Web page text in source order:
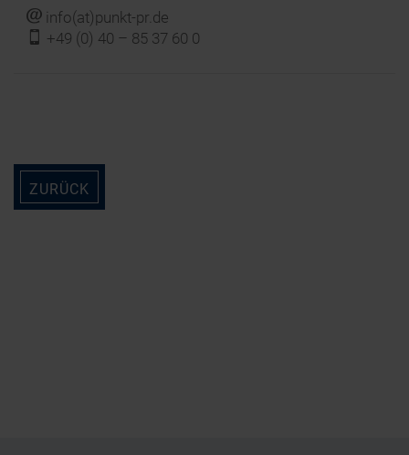
j info(at)punkt-pr.de
f +49 (0) 40 – 85 37 60 0
ZURÜCK